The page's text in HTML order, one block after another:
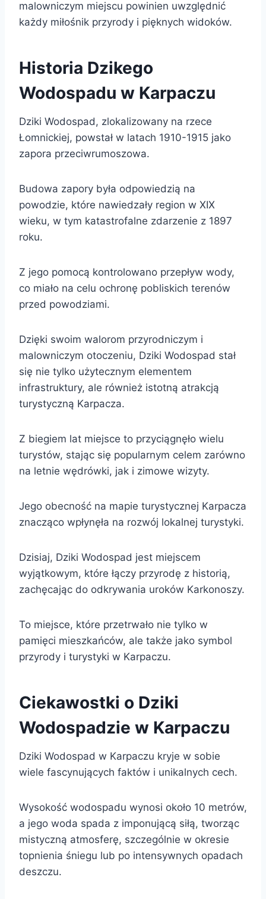
malowniczym miejscu powinien uwzględnić
każdy miłośnik przyrody i pięknych widoków.
Historia Dzikego
Wodospadu w Karpaczu
Dziki Wodospad, zlokalizowany na rzece
Łomnickiej, powstał w latach 1910-1915 jako
zapora przeciwrumoszowa.
Budowa zapory była odpowiedzią na
powodzie, które nawiedzały region w XIX
wieku, w tym katastrofalne zdarzenie z 1897
roku.
Z jego pomocą kontrolowano przepływ wody,
co miało na celu ochronę pobliskich terenów
przed powodziami.
Dzięki swoim walorom przyrodniczym i
malowniczym otoczeniu, Dziki Wodospad stał
się nie tylko użytecznym elementem
infrastruktury, ale również istotną atrakcją
turystyczną Karpacza.
Z biegiem lat miejsce to przyciągnęło wielu
turystów, stając się popularnym celem zarówno
na letnie wędrówki, jak i zimowe wizyty.
Jego obecność na mapie turystycznej Karpacza
znacząco wpłynęła na rozwój lokalnej turystyki.
Dzisiaj, Dziki Wodospad jest miejscem
wyjątkowym, które łączy przyrodę z historią,
zachęcając do odkrywania uroków Karkonoszy.
To miejsce, które przetrwało nie tylko w
pamięci mieszkańców, ale także jako symbol
przyrody i turystyki w Karpaczu.
Ciekawostki o Dziki
Wodospadzie w Karpaczu
Dziki Wodospad w Karpaczu kryje w sobie
wiele fascynujących faktów i unikalnych cech.
Wysokość wodospadu wynosi około 10 metrów,
a jego woda spada z imponującą siłą, tworząc
mistyczną atmosferę, szczególnie w okresie
topnienia śniegu lub po intensywnych opadach
deszczu.